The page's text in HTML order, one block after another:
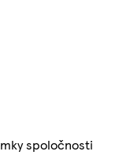
spoločnosti